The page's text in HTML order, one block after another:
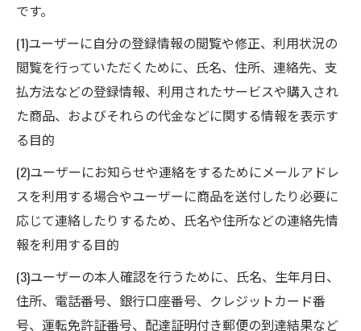
です。
(1)ユーザーに自分の登録情報の閲覧や修正、利用状況の
閲覧を行っていただくために、氏名、住所、連絡先、支
払方法などの登録情報、利用されたサービスや購入され
た商品、およびそれらの代金などに関する情報を表示す
る目的
(2)ユーザーにお知らせや連絡をするためにメールアドレ
スを利用する場合やユーザーに商品を送付したり必要に
応じて連絡したりするため、氏名や住所などの連絡先情
報を利用する目的
(3)ユーザーの本人確認を行うために、氏名、生年月日、
住所、電話番号、銀行口座番号、クレジットカード番
号、運転免許証番号、配達証明付き郵便の到達結果など